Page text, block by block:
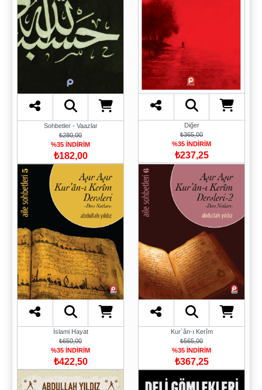
Sohbetler - Vaazlar
₺280,00
%35 İNDİRİM
₺182,00
Diğer
₺365,00
%35 İNDİRİM
₺237,25
İslami Hayat
₺650,00
%35 İNDİRİM
₺422,50
Kur`ân-ı Kerîm
₺565,00
%35 İNDİRİM
₺367,25